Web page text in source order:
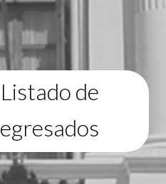
Listado de
egresados